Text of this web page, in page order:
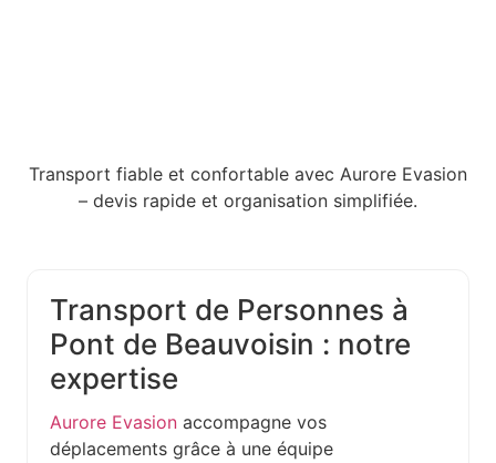
Transport fiable et confortable avec Aurore Evasion
– devis rapide et organisation simplifiée.
Transport de Personnes à
Pont de Beauvoisin : notre
expertise
Aurore Evasion accompagne vos
déplacements grâce à une équipe